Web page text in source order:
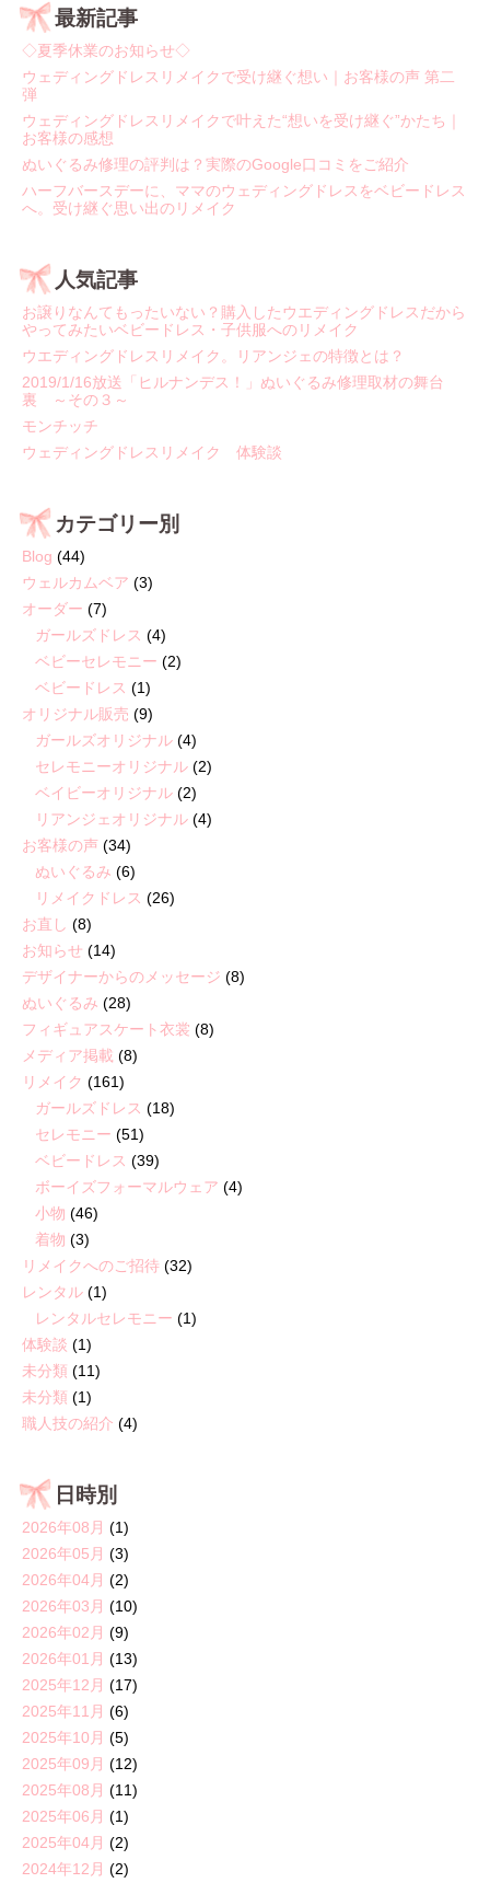
最新記事
◇夏季休業のお知らせ◇
ウェディングドレスリメイクで受け継ぐ想い｜お客様の声 第二
弾
ウェディングドレスリメイクで叶えた“想いを受け継ぐ”かたち｜
お客様の感想
ぬいぐるみ修理の評判は？実際のGoogle口コミをご紹介
ハーフバースデーに、ママのウェディングドレスをベビードレス
へ。受け継ぐ思い出のリメイク
人気記事
お譲りなんてもったいない？購入したウエディングドレスだから
やってみたいベビードレス・子供服へのリメイク
ウエディングドレスリメイク。リアンジェの特徴とは？
2019/1/16放送「ヒルナンデス！」ぬいぐるみ修理取材の舞台
裏 ～その３～
モンチッチ
ウェディングドレスリメイク 体験談
カテゴリー別
Blog (44)
ウェルカムベア (3)
オーダー (7)
ガールズドレス (4)
ベビーセレモニー (2)
ベビードレス (1)
オリジナル販売 (9)
ガールズオリジナル (4)
セレモニーオリジナル (2)
ベイビーオリジナル (2)
リアンジェオリジナル (4)
お客様の声 (34)
ぬいぐるみ (6)
リメイクドレス (26)
お直し (8)
お知らせ (14)
デザイナーからのメッセージ (8)
ぬいぐるみ (28)
フィギュアスケート衣裳 (8)
メディア掲載 (8)
リメイク (161)
ガールズドレス (18)
セレモニー (51)
ベビードレス (39)
ボーイズフォーマルウェア (4)
小物 (46)
着物 (3)
リメイクへのご招待 (32)
レンタル (1)
レンタルセレモニー (1)
体験談 (1)
未分類 (11)
未分類 (1)
職人技の紹介 (4)
日時別
2026年08月 (1)
2026年05月 (3)
2026年04月 (2)
2026年03月 (10)
2026年02月 (9)
2026年01月 (13)
2025年12月 (17)
2025年11月 (6)
2025年10月 (5)
2025年09月 (12)
2025年08月 (11)
2025年06月 (1)
2025年04月 (2)
2024年12月 (2)